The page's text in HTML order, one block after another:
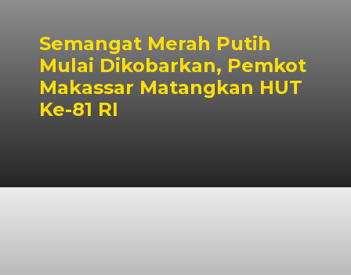
Semangat Merah Putih
Mulai Dikobarkan, Pemkot
Makassar Matangkan HUT
Ke-81 RI